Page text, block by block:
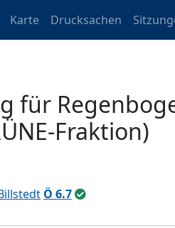
Karte Drucksachen
für
Fraktion)
Ö 6.7